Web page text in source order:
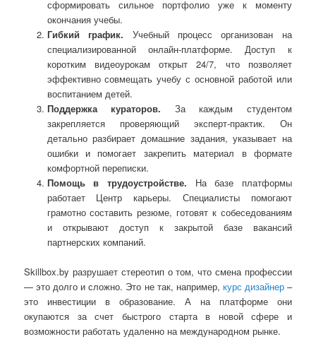
сформировать сильное портфолио уже к моменту
окончания учебы.
Гибкий график. Учебный процесс организован на
специализированной онлайн-платформе. Доступ к
коротким видеоурокам открыт 24/7, что позволяет
эффективно совмещать учебу с основной работой или
воспитанием детей.
Поддержка кураторов. За каждым студентом
закрепляется проверяющий эксперт-практик. Он
детально разбирает домашние задания, указывает на
ошибки и помогает закрепить материал в формате
комфортной переписки.
Помощь в трудоустройстве. На базе платформы
работает Центр карьеры. Специалисты помогают
грамотно составить резюме, готовят к собеседованиям
и открывают доступ к закрытой базе вакансий
партнерских компаний.
Skillbox.by разрушает стереотип о том, что смена профессии
— это долго и сложно. Это не так, например, курс дизайнер–
это инвестиции в образование. А на платформе они
окупаются за счет быстрого старта в новой сфере и
возможности работать удаленно на международном рынке.